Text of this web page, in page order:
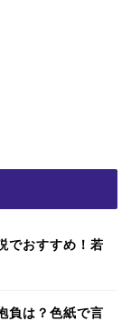
でおすすめ！若
負は？色紙で言